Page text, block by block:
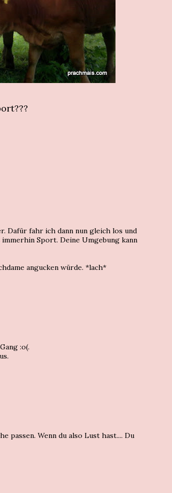
Dafür fahr ich dann nun gleich los und
Sport. Deine Umgebung kann
angucken würde. *lach*
:o(.
passen. Wenn du also Lust hast.... Du